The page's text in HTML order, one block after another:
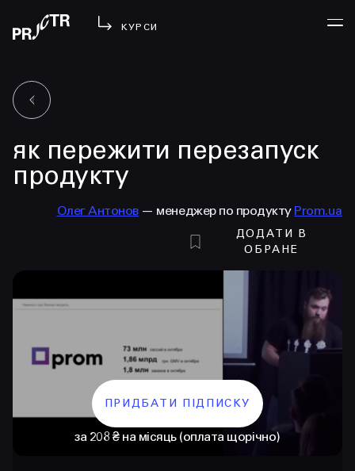
КУРСИ
МЕНЮ
у проджі
бібліотека
менторство
вийти
як пережити перезапуск
продукту
Олег Антонов— менеджер по продукту Prom.ua
ДОДАТИ В
ОБРАНЕ
ПРИДБАТИ ПІДПИСКУ
за 208 ₴ на місяць (оплата щорічно)